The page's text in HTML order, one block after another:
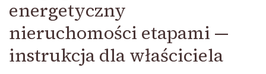
energetyczny
nieruchomości etapami —
instrukcja dla właściciela